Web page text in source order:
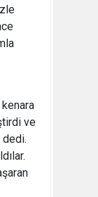
ve
dedi.